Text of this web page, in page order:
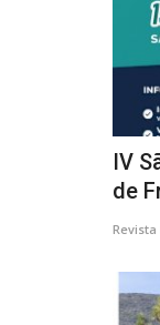
IV
de
Revista